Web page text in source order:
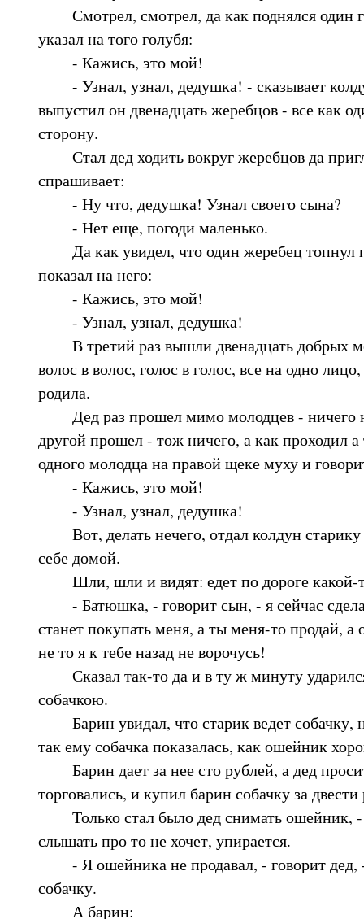
Смотрел, смотрел, да как поднялся один
указал на того голубя:
- Кажись, это мой!
- Узнал, узнал, дедушка! - сказывает
выпустил он двенадцать жеребцов - все как
сторону.
Стал дед ходить вокруг жеребцов да
спрашивает:
- Ну что, дедушка! Узнал своего сына?
- Нет еще, погоди маленько.
Да как увидел, что один жеребец топнул
показал на него:
- Кажись, это мой!
- Узнал, узнал, дедушка!
В третий раз вышли двенадцать добрых
волос в волос, голос в голос, все на одно
родила.
Дед раз прошел мимо молодцев - ничего
другой прошел - тож ничего, а как проходил а
одного молодца на правой щеке муху и
- Кажись, это мой!
- Узнал, узнал, дедушка!
Вот, делать нечего, отдал колдун
себе домой.
Шли, шли и видят: едет по дороге какой-
- Батюшка, - говорит сын, - я сейчас
станет покупать меня, а ты меня-то продай,
не то я к тебе назад не ворочусь!
Сказал так-то да и в ту ж минуту
собачкою.
Барин увидал, что старик ведет собачку,
так ему собачка показалась, как ошейник
Барин дает за нее сто рублей, а дед
торговались, и купил барин собачку за
Только стал было дед снимать ошейник, -
слышать про то не хочет, упирается.
- Я ошейника не продавал, - говорит дед,
собачку.
А барин: